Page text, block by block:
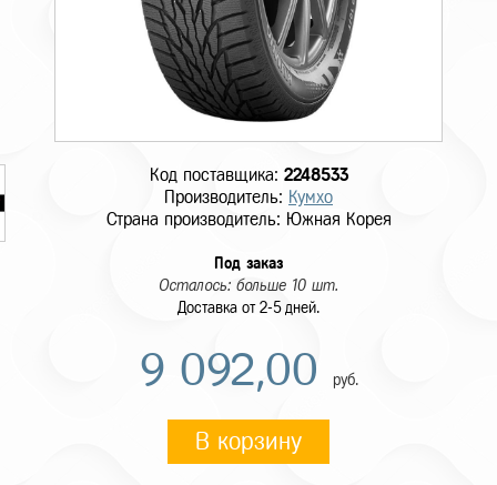
Код поставщика: 2248533
Производитель: Кумхо
Страна производитель: Южная Корея
Под заказ
Осталось: больше 10 шт.
Доставка от 2-5 дней.
9 092,00 руб.
В корзину